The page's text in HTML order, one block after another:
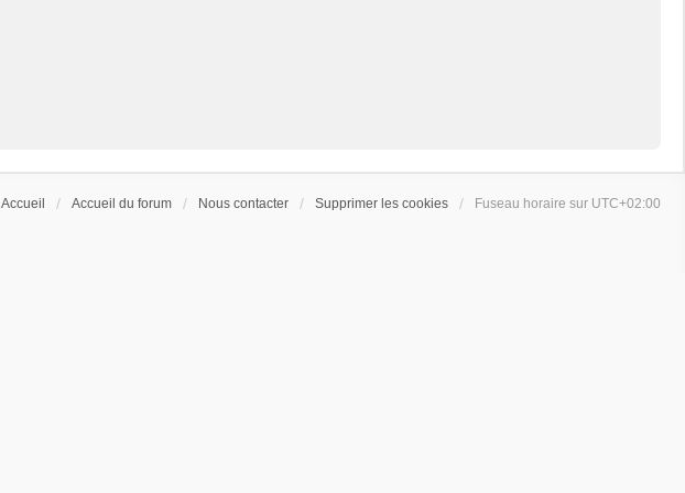
Accueil Accueil du forum Nous contacter Supprimer les cookies Fuseau horaire sur UTC+02:00